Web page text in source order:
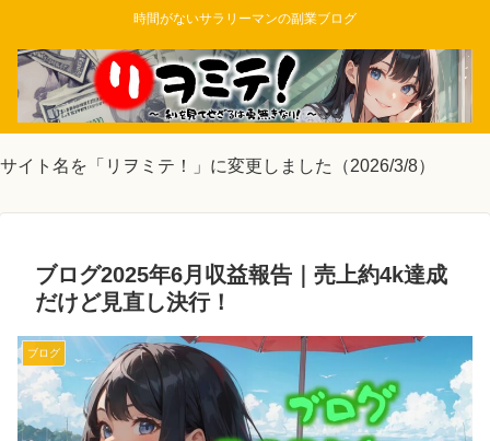
時間がないサラリーマンの副業ブログ
サイト名を「リヲミテ！」に変更しました（2026/3/8）
ブログ2025年6月収益報告｜売上約4k達成
だけど見直し決行！
ブログ